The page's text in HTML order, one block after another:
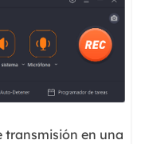
transmisión en una